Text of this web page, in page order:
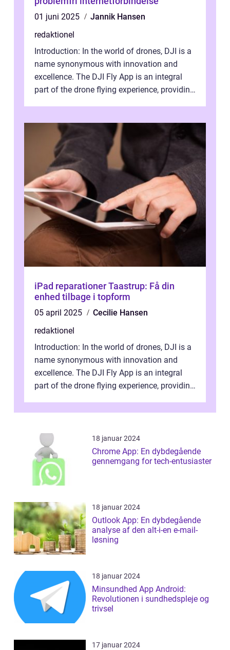
01 juni 2025
Jannik Hansen
redaktionel
Introduction: In the world of drones, DJI is a
name synonymous with innovation and
excellence. The DJI Fly App is an integral
part of the drone flying experience, providing
iPad reparationer Taastrup: Få din
enhed tilbage i topform
05 april 2025
Cecilie Hansen
redaktionel
Introduction: In the world of drones, DJI is a
name synonymous with innovation and
excellence. The DJI Fly App is an integral
part of the drone flying experience, providing
18 januar 2024
Chrome App: En dybdegående
gennemgang for tech-entusiaster
18 januar 2024
Outlook App: En dybdegående
analyse af den alt-i-en e-mail-
løsning
18 januar 2024
Minsundhed App Android:
Revolutionen i sundhedspleje og
trivsel
17 januar 2024